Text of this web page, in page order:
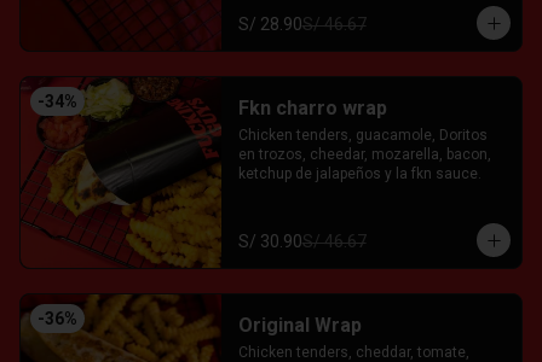
S/ 28.90S/ 46.67
-34% Fkn charro wrap
Chicken tenders, guacamole, Doritos
en trozos, cheedar, mozarella, bacon,
ketchup de jalapeños y la fkn sauce.
S/ 30.90S/ 46.67
-36% Original Wrap
Chicken tenders, cheddar, tomate,